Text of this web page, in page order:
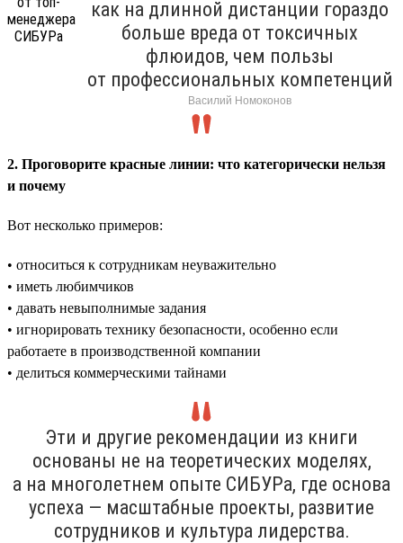
как на длинной дистанции гораздо
больше вреда от токсичных
флюидов, чем пользы
от профессиональных компетенций
Василий Номоконов
2. Проговорите красные линии: что категорически нельзя
и почему
Вот несколько примеров:
• относиться к сотрудникам неуважительно
• иметь любимчиков
• давать невыполнимые задания
• игнорировать технику безопасности, особенно если
работаете в производственной компании
• делиться коммерческими тайнами
Эти и другие рекомендации из книги
основаны не на теоретических моделях,
а на многолетнем опыте СИБУРа, где основа
успеха — масштабные проекты, развитие
сотрудников и культура лидерства.